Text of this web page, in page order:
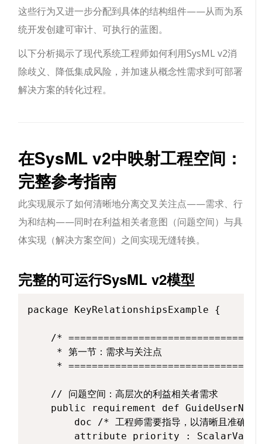
这些行为又进一步分配到具体的结构组件——从而为系
统开发创建可审计、可执行的蓝图。
以下分析揭示了现代系统工程师如何利用SysML v2消
除歧义、降低集成风险，并加速从概念性需求到可部署
解决方案的转化过程。
在SysML v2中映射工程空间：
完整参考指南
此实现展示了如何清晰地分离交叉关注点——需求、行
为和结构——同时在利益相关者意图（问题空间）与具
体实现（解决方案空间）之间实现无缝转换。
完整的可运行SysML v2模型
package KeyRelationshipsExample {
/*
     * 第一节：需求与关注点
*
    // 问题空间：高层次的利益相关者需求
public requirement def
doc /* 工程师需要指导，以清晰且准确地
attribute priority :